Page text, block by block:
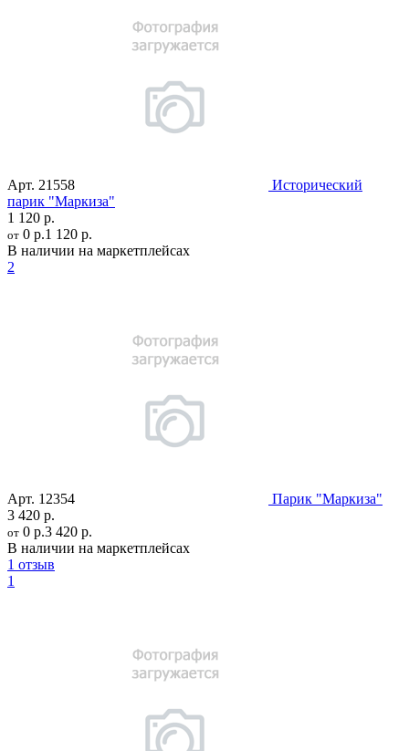
Арт. 21558
Исторический
парик "Маркиза"
1 120 р.
от 0 р.1 120 р.
В наличии на маркетплейсах
2
Арт. 12354
Парик "Маркиза"
3 420 р.
от 0 р.3 420 р.
В наличии на маркетплейсах
1 отзыв
1